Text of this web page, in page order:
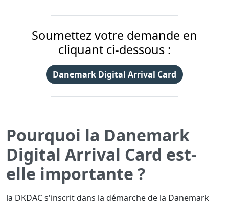
Soumettez votre demande en
cliquant ci-dessous :
Danemark Digital Arrival Card
Pourquoi la Danemark
Digital Arrival Card est-
elle importante ?
la DKDAC s'inscrit dans la démarche de la Danemark